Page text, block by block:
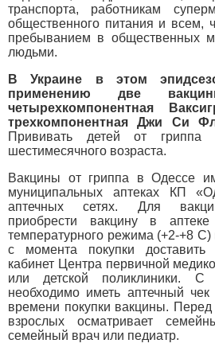
транспорта, работникам
общественного питания и всем,
пребыванием в общественных
людьми.
В Украине в этом
применению две
четырехкомпонентная
трехкомпонентная Джи Си
Прививать детей от
шестимесячного возраста.
Вакцины от гриппа в Одессе
муниципальных аптеках КП
аптечных сетях. Для
приобрести вакцину в
температурного режима (+2-+8 С)
с момента покупки
кабинет Центра первичной
или детской поликлиники. С
необходимо иметь аптечный
времени покупки вакцины. Перед
взрослых осматривает
семейный врач или педиатр.